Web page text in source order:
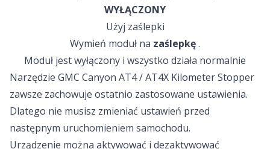
WYŁĄCZONY
Użyj zaślepki
Wymień moduł na zaślepkę.
Moduł jest wyłączony i wszystko działa normalnie
Narzędzie GMC Canyon AT4 / AT4X Kilometer Stopper
zawsze zachowuje ostatnio zastosowane ustawienia.
Dlatego nie musisz zmieniać ustawień przed
następnym uruchomieniem samochodu.
Urządzenie można aktywować i dezaktywować